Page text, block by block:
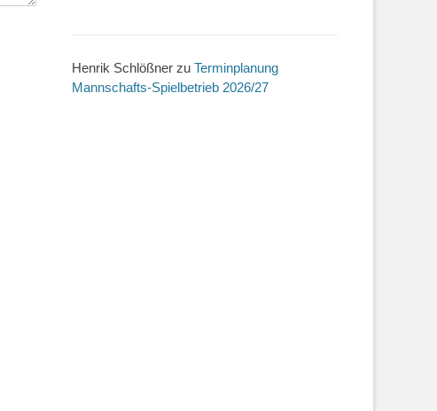
Henrik Schlößner zu Terminplanung
Mannschafts-Spielbetrieb 2026/27